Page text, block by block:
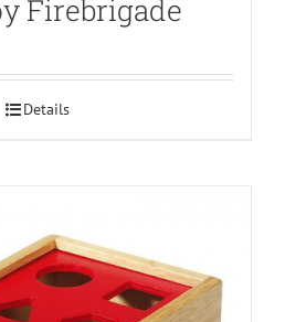
Firebrigade
Details